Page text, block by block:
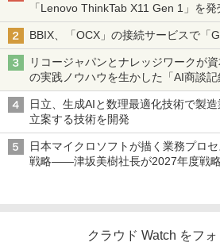
「Lenovo ThinkTab X11 Gen 1」を発
BBIX、「OCX」の接続サービスで「
リコージャパンとナレッジワークが
の実践ノウハウを生かした「AI商談
日立、生成AIと数理最適化技術で製
立案する技術を開発
日本マイクロソフトが描く業務プロ
戦略――津坂美樹社長が2027年度戦
クラウド Watch をフ